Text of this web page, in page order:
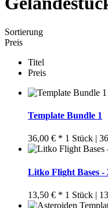
Sortierung
Preis
Titel
Preis
Template Bundle 1
36,00 € * 1 Stück |
Litko Flight Bases -
13,50 € * 1 Stück |